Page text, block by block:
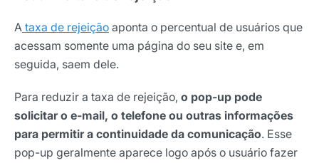
A taxa de rejeição aponta o percentual de usuários que
acessam somente uma página do seu site e, em
seguida, saem dele.
Para reduzir a taxa de rejeição, o pop-up pode
solicitar o e-mail, o telefone ou outras informações
para permitir a continuidade da comunicação. Esse
pop-up geralmente aparece logo após o usuário fazer